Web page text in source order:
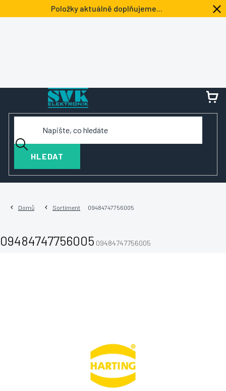
na
Položky aktuálně doplňujeme...
HLEDAT
Domů Sortiment 09484747756005
09484747756005 09484747756005